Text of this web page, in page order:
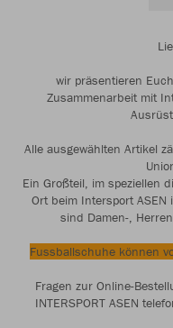
wir präsentieren
Zusammenarbeit mit
Alle ausgewählten Artikel
Ein Großteil, im speziellen
Ort beim Intersport
sind Damen-,
Fussballschuhe können
Fragen zur Online-
INTERSPORT ASEN